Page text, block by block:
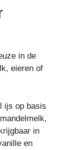
in de
eieren of
ijs op basis
in
en